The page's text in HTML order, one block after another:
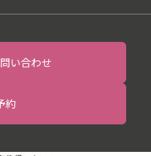
止）に関して、当
ることができま
様ご本人を確認さ
の申し出の詳細に
ムページ掲載の
い合わせ
約